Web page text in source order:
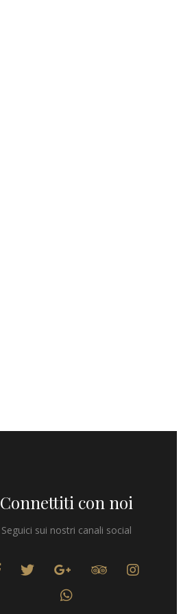
Connettiti con noi
Seguici sui nostri canali social